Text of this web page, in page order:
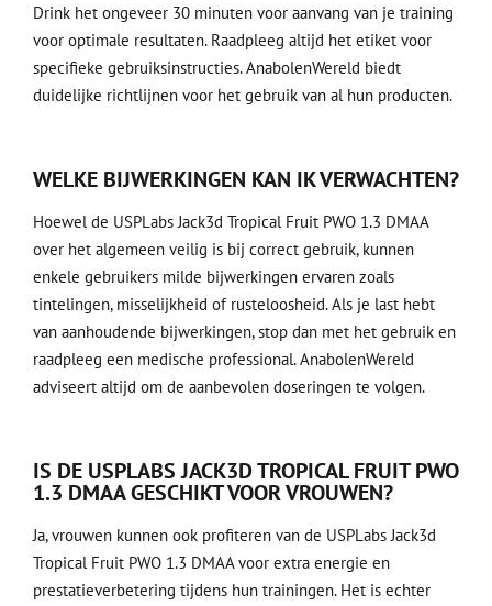
Drink het ongeveer 30 minuten voor aanvang van je training
voor optimale resultaten. Raadpleeg altijd het etiket voor
specifieke gebruiksinstructies. AnabolenWereld biedt
duidelijke richtlijnen voor het gebruik van al hun producten.
WELKE BIJWERKINGEN KAN IK VERWACHTEN?
Hoewel de USPLabs Jack3d Tropical Fruit PWO 1.3 DMAA
over het algemeen veilig is bij correct gebruik, kunnen
enkele gebruikers milde bijwerkingen ervaren zoals
tintelingen, misselijkheid of rusteloosheid. Als je last hebt
van aanhoudende bijwerkingen, stop dan met het gebruik en
raadpleeg een medische professional. AnabolenWereld
adviseert altijd om de aanbevolen doseringen te volgen.
IS DE USPLABS JACK3D TROPICAL FRUIT PWO
1.3 DMAA GESCHIKT VOOR VROUWEN?
Ja, vrouwen kunnen ook profiteren van de USPLabs Jack3d
Tropical Fruit PWO 1.3 DMAA voor extra energie en
prestatieverbetering tijdens hun trainingen. Het is echter